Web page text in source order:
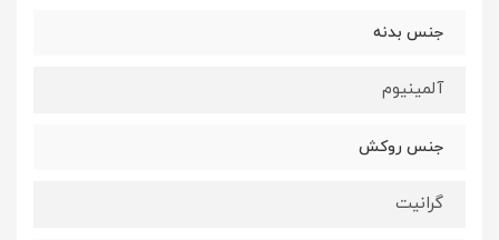
جنس بدنه
آلمینیوم
جنس روکش
گرانیت